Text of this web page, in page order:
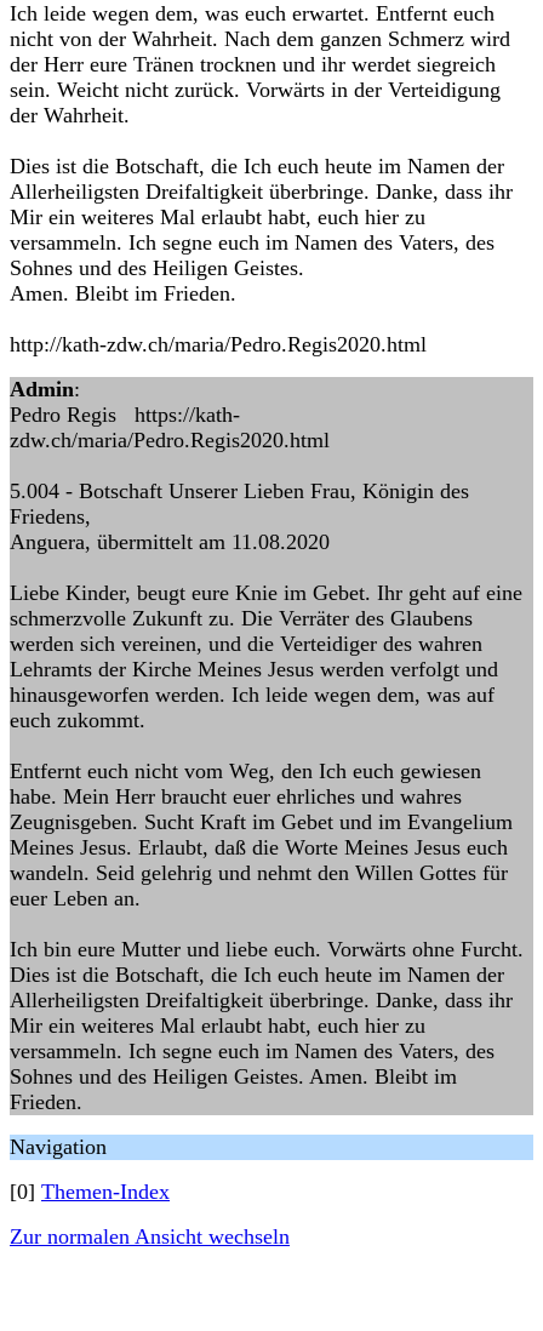
Ich leide wegen dem, was euch erwartet. Entfernt euch
nicht von der Wahrheit. Nach dem ganzen Schmerz wird
der Herr eure Tränen trocknen und ihr werdet siegreich
sein. Weicht nicht zurück. Vorwärts in der Verteidigung
der Wahrheit.
Dies ist die Botschaft, die Ich euch heute im Namen der
Allerheiligsten Dreifaltigkeit überbringe. Danke, dass ihr
Mir ein weiteres Mal erlaubt habt, euch hier zu
versammeln. Ich segne euch im Namen des Vaters, des
Sohnes und des Heiligen Geistes.
Amen. Bleibt im Frieden.
http://kath-zdw.ch/maria/Pedro.Regis2020.html
Admin:
Pedro Regis https://kath-
zdw.ch/maria/Pedro.Regis2020.html
5.004 - Botschaft Unserer Lieben Frau, Königin des
Friedens,
Anguera, übermittelt am 11.08.2020
Liebe Kinder, beugt eure Knie im Gebet. Ihr geht auf eine
schmerzvolle Zukunft zu. Die Verräter des Glaubens
werden sich vereinen, und die Verteidiger des wahren
Lehramts der Kirche Meines Jesus werden verfolgt und
hinausgeworfen werden. Ich leide wegen dem, was auf
euch zukommt.
Entfernt euch nicht vom Weg, den Ich euch gewiesen
habe. Mein Herr braucht euer ehrliches und wahres
Zeugnisgeben. Sucht Kraft im Gebet und im Evangelium
Meines Jesus. Erlaubt, daß die Worte Meines Jesus euch
wandeln. Seid gelehrig und nehmt den Willen Gottes für
euer Leben an.
Ich bin eure Mutter und liebe euch. Vorwärts ohne Furcht.
Dies ist die Botschaft, die Ich euch heute im Namen der
Allerheiligsten Dreifaltigkeit überbringe. Danke, dass ihr
Mir ein weiteres Mal erlaubt habt, euch hier zu
versammeln. Ich segne euch im Namen des Vaters, des
Sohnes und des Heiligen Geistes. Amen. Bleibt im
Frieden.
Navigation
[0] Themen-Index
Zur normalen Ansicht wechseln